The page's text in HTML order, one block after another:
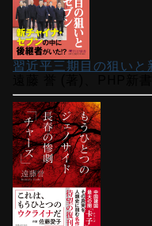
習近平三期目の狙い